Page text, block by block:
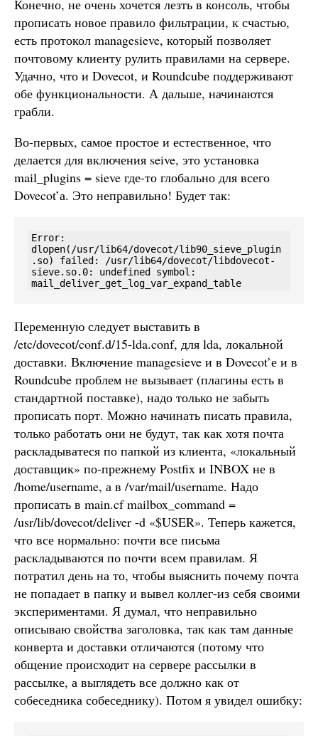
Конечно, не очень хочется лезть в консоль, чтобы
прописать новое правило фильтрации, к счастью,
есть протокол managesieve, который позволяет
почтовому клиенту рулить правилами на сервере.
Удачно, что и Dovecot, и Roundcubе поддерживают
обе функциональности. А дальше, начинаются
грабли.
Во-первых, самое простое и естественное, что
делается для включения seive, это установка
mail_plugins = sieve где-то глобально для всего
Dovecot’а. Это неправильно! Будет так:
Error:
dlopen(/usr/lib64/dovecot/lib90_sieve_plugin
.so) failed: /usr/lib64/dovecot/libdovecot-
sieve.so.0: undefined symbol:
mail_deliver_get_log_var_expand_table
Переменную следует выставить в
/etc/dovecot/conf.d/15-lda.conf, для lda, локальной
доставки. Включение managesieve и в Dovecot’е и в
Roundcube проблем не вызывает (плагины есть в
стандартной поставке), надо только не забыть
прописать порт. Можно начинать писать правила,
только работать они не будут, так как хотя почта
раскладыватеся по папкой из клиента, «локальный
доставщик» по-прежнему Postfix и INBOX не в
/home/username, а в /var/mail/username. Надо
прописать в main.cf mailbox_command =
/usr/lib/dovecot/deliver -d «$USER». Теперь кажется,
что все нормально: почти все письма
раскладываются по почти всем правилам. Я
потратил день на то, чтобы выяснить почему почта
не попадает в папку и вывел коллег-из себя своими
экспериментами. Я думал, что неправильно
описываю свойства заголовка, так как там данные
конверта и доставки отличаются (потому что
общение происходит на сервере рассылки в
рассылке, а выглядеть все должно как от
собеседника собеседнику). Потом я увидел ошибку: